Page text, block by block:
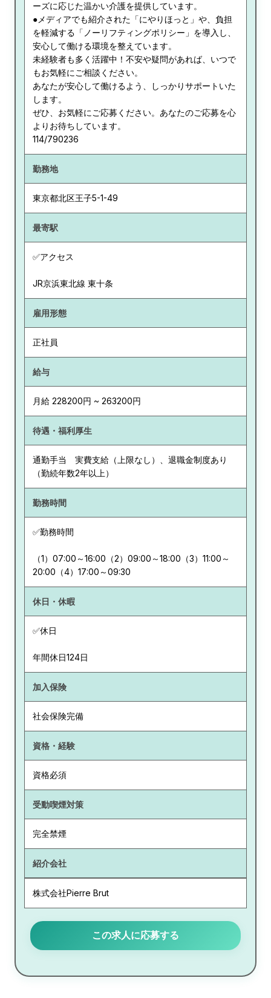
ーズに応じた温かい介護を提供しています。
●メディアでも紹介された「にやりほっと」や、負担
を軽減する「ノーリフティングポリシー」を導入し、
安心して働ける環境を整えています。
未経験者も多く活躍中！不安や疑問があれば、いつで
もお気軽にご相談ください。
あなたが安心して働けるよう、しっかりサポートいた
します。
ぜひ、お気軽にご応募ください。あなたのご応募を心
よりお待ちしています。
114/790236
勤務地
東京都北区王子5-1-49
最寄駅
✅アクセス
JR京浜東北線 東十条
雇用形態
正社員
給与
月給 228200円 ~ 263200円
待遇・福利厚生
通勤手当 実費支給（上限なし）、退職金制度あり
（勤続年数2年以上）
勤務時間
✅勤務時間
（1）07:00～16:00（2）09:00～18:00（3）11:00～
20:00（4）17:00～09:30
休日・休暇
✅休日
年間休日124日
加入保険
社会保険完備
資格・経験
資格必須
受動喫煙対策
完全禁煙
紹介会社
株式会社Pierre Brut
この求人に応募する